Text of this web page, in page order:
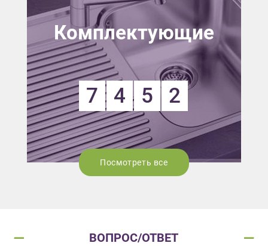
Комплектующие
7 4 5 2
Посмотреть все
ВОПРОС/ОТВЕТ